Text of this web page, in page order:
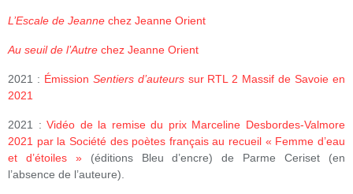
L’Escale de Jeanne chez Jeanne Orient
Au seuil de l’Autre chez Jeanne Orient
2021 : Émission Sentiers d’auteurssur RTL 2 Massif de Savoie en
2021
2021 :Vidéo de la remise du prix Marceline Desbordes-Valmore
2021 par la Société des poètes français au recueil « Femme d’eau
et d’étoiles »(éditions Bleu d’encre) de Parme Ceriset (en
l’absence de l’auteure).